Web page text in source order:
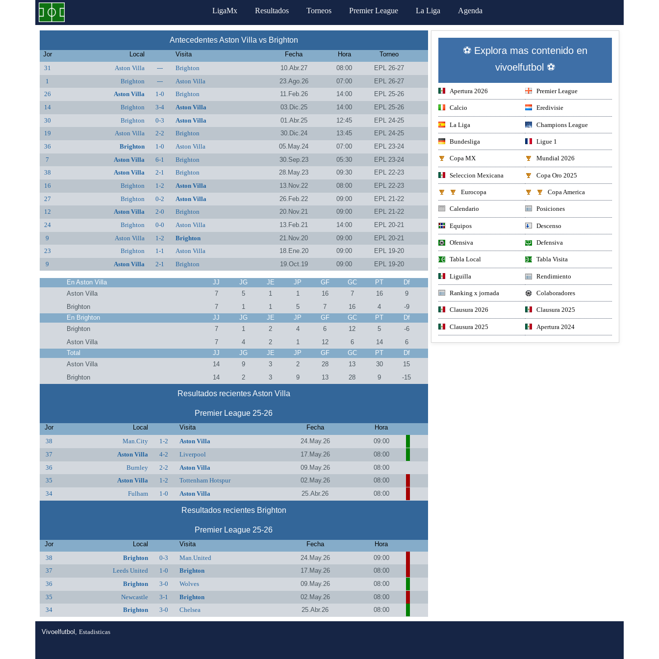
LigaMx Resultados Torneos Premier League La Liga Agenda
Antecedentes Aston Villa vs Brighton
Jor Local Visita Fecha Hora
Torneo
31
Aston Villa --- Brighton 10.Abr.27 08:00
EPL 26-27
1
Brighton --- Aston Villa 23.Ago.26 07:00
EPL 26-27
26
Aston Villa 1-0 Brighton 11.Feb.26 14:00
EPL 25-26
14
Brighton 3-4 Aston Villa 03.Dic.25 14:00
EPL 25-26
30
Brighton 0-3 Aston Villa 01.Abr.25 12:45
EPL 24-25
19
Aston Villa 2-2 Brighton 30.Dic.24 13:45
EPL 24-25
36
Brighton 1-0 Aston Villa 05.May.24 07:00
EPL 23-24
7
Aston Villa 6-1 Brighton 30.Sep.23 05:30
EPL 23-24
38
Aston Villa 2-1 Brighton 28.May.23 09:30
EPL 22-23
16
Brighton 1-2 Aston Villa 13.Nov.22 08:00
EPL 22-23
27
Brighton 0-2 Aston Villa 26.Feb.22 09:00
EPL 21-22
12
Aston Villa 2-0 Brighton 20.Nov.21 09:00
EPL 21-22
24
Brighton 0-0 Aston Villa 13.Feb.21 14:00
EPL 20-21
9
Aston Villa 1-2 Brighton 21.Nov.20 09:00
EPL 20-21
23
Brighton 1-1 Aston Villa 18.Ene.20 09:00
EPL 19-20
9
Aston Villa 2-1 Brighton 19.Oct.19 09:00 EPL 19-20
En Aston Villa JJ JG JE JP GF GC PT
Df
Aston Villa
7 5 1 1 16 7 16
9
Brighton
7 1 1 5 7 16 4
-9
En Brighton
JJ JG JE JP GF GC PT
Df
Brighton
7 1 2 4 6 12 5
-6
Aston Villa
7 4 2 1 12 6 14
6
Total
JJ JG JE JP GF GC PT
Df
Aston Villa
14 9 3 2 28 13 30
15
Brighton
14 2 3 9 13 28 9 -15
Resultados recientes Aston Villa
Premier League 25-26
Jor Local Visita Fecha
Hora
38
Man.City 1-2 Aston Villa 24.May.26
09:00
37
Aston Villa 4-2 Liverpool 17.May.26
08:00
36
Burnley 2-2 Aston Villa 09.May.26
08:00
35
Aston Villa 1-2 Tottenham Hotspur 02.May.26
08:00
34
Fulham 1-0 Aston Villa 25.Abr.26 08:00
Resultados recientes Brighton
Premier League 25-26
Jor Local Visita Fecha
Hora
38
Brighton 0-3 Man.United 24.May.26
09:00
37
Leeds United 1-0 Brighton 17.May.26
08:00
36
Brighton 3-0 Wolves 09.May.26
08:00
35
Newcastle 3-1 Brighton 02.May.26
08:00
34
Brighton 3-0 Chelsea 25.Abr.26 08:00
⚽ Explora mas contenido en
vivoelfutbol ⚽
Apertura 2026 Premier League
Calcio Eredivisie
La Liga Champions League
Bundesliga Ligue 1
Copa MX Mundial 2026
Seleccion Mexicana Copa Oro 2025
Eurocopa Copa America
Calendario Posiciones
Equipos Descenso
Ofensiva Defensiva
Tabla Local Tabla Visita
Liguilla Rendimiento
Ranking x jornada Colaboradores
Clausura 2026 Clausura 2025
Clausura 2025 Apertura 2024
Vivoelfutbol,Estadisticas